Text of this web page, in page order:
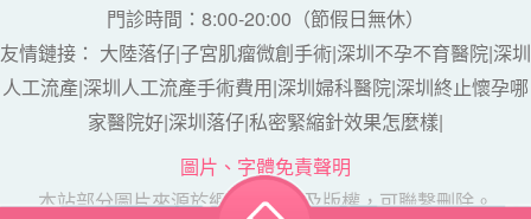
門診時間：8:00-20:00（節假日無休）
友情鏈接： 大陸落仔|子宮肌瘤微創手術|深圳不孕不育醫院|深圳
人工流產|深圳人工流產手術費用|深圳婦科醫院|深圳終止懷孕哪
家醫院好|深圳落仔|私密緊縮針效果怎麼樣|
圖片、字體免責聲明
本站部分圖片來源於網絡，如涉及版權，可聯繫刪除。